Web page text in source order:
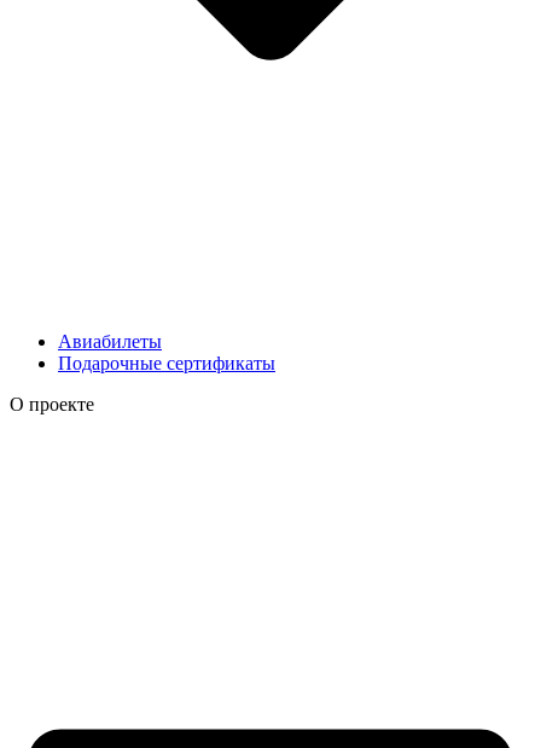
Авиабилеты
Подарочные сертификаты
О проекте